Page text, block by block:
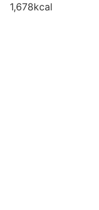
1,678kcal